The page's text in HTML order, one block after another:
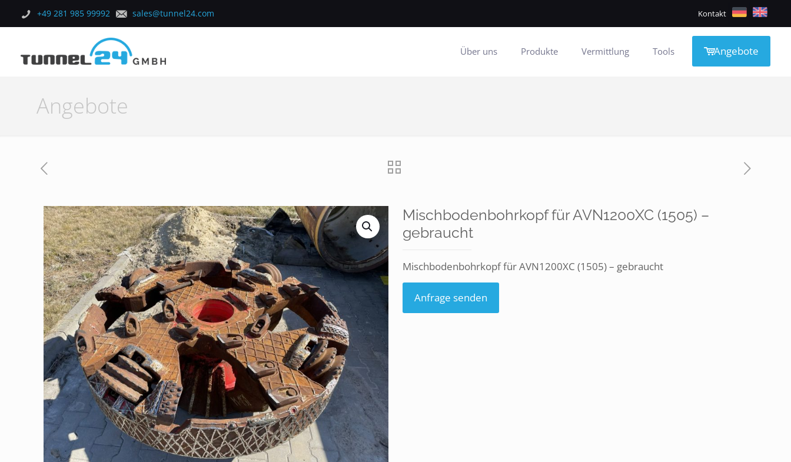
+49 281 985 99992 sales@tunnel24.com Kontakt
Über uns Produkte Vermittlung Tools Angebote
Angebote
Mischbodenbohrkopf für AVN1200XC (1505) –
gebraucht
Mischbodenbohrkopf für AVN1200XC (1505) – gebraucht
Anfrage senden